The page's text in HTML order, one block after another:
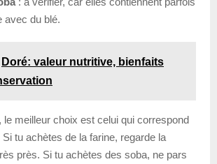
avec du blé.
Doré: valeur nutritive, bienfaits
le meilleur choix est celui qui correspond
tu achètes de la farine, regarde la
près. Si tu achètes des soba, ne pars